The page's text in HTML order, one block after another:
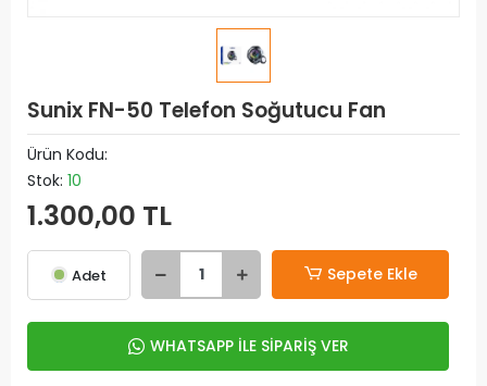
Sunix FN-50 Telefon Soğutucu Fan
Ürün Kodu:
Stok: 10
1.300,00 TL
Adet Sepete Ekle
WHATSAPP İLE SİPARİŞ VER